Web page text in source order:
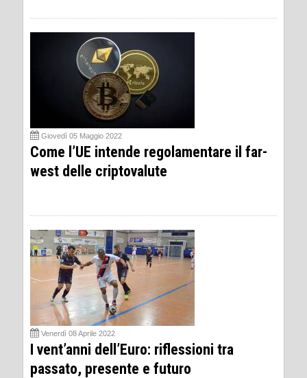
Giovedì 05 Maggio 2022
Come l’UE intende regolamentare il far-
west delle criptovalute
Venerdì 08 Aprile 2022
I vent’anni dell’Euro: riflessioni tra
passato, presente e futuro